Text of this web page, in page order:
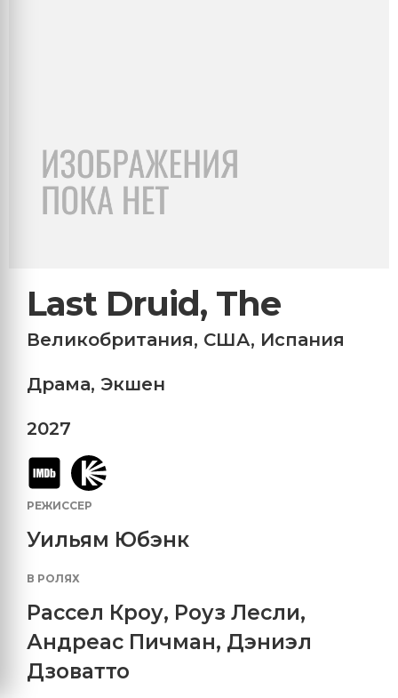
Last Druid, The
Великобритания, США, Испания
Драма, Экшен
2027
РЕЖИССЕР
Уильям Юбэнк
В РОЛЯХ
Рассел Кроу, Роуз Лесли,
Андреас Пичман, Дэниэл
Дзоватто